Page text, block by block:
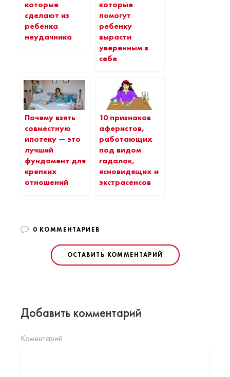
которые
сделают из
ребенка
неудачника
которые
помогут
ребенку
вырасти
уверенным в
себе
Почему взять
совместную
ипотеку — это
лучший
фундамент для
крепких
отношений
10 признаков
аферистов,
работающих
под видом
гадалок,
ясновидящих и
экстрасенсов
0 КОММЕНТАРИЕВ
ОСТАВИТЬ КОММЕНТАРИЙ
Добавить комментарий
Коментарий